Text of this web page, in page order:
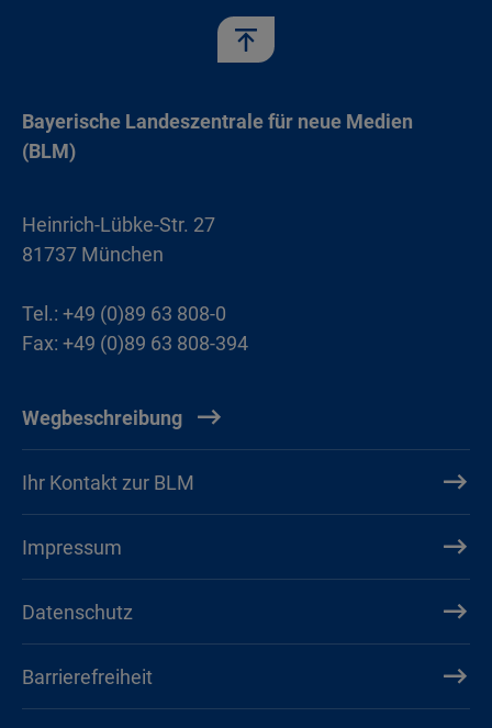
Bayerische Landeszentrale für neue Medien
(BLM)
Heinrich-Lübke-Str. 27
81737 München
Tel.: +49 (0)89 63 808-0
Fax: +49 (0)89 63 808-394
Wegbeschreibung
Ihr Kontakt zur BLM
Impressum
Datenschutz
Barrierefreiheit